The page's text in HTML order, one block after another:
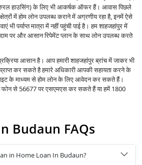
हाउसिंग) के लिए भी आकर्षक ऑफर हैं। आवास पिछले
में होम लोन उपलब्ध कराने में अग्रणीय रहा है, इनमें ऐसे
पर्याप्त मात्रा में नहीं पहुंची पाई है। हम शाहजहांपुर में
पर और आसान रिपेमेंट प्लान के साथ लोन उपलब्ध करते
आसान है। आप हमारी शाहजहांपुर ब्रांच में जाकर भी
कर सकते है हमारे अधिकारी आपकी सहायता करने के
के माध्यम से होम लोन के लिए आवेदन कर सकते हैं।
से 56677 पर एसएमएस कर सकते हैं या हमें 1800
Budaun FAQs
in Home Loan In Budaun?